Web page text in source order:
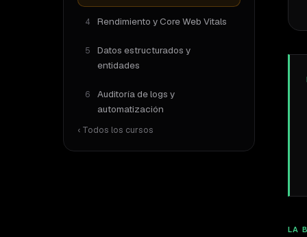
4 Rendimiento y Core Web Vitals
5
Datos estructurados y
entidades
6
Auditoría de logs y
automatización
‹ Todos los cursos
LA